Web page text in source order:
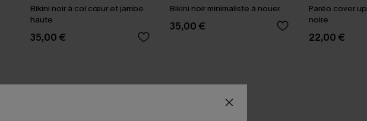
Bikini noir à col cœur et jambe
haute
35,00 €
Bikini noir minimaliste à nouer
35,00 €
Paréo cover
noire
22,00 €